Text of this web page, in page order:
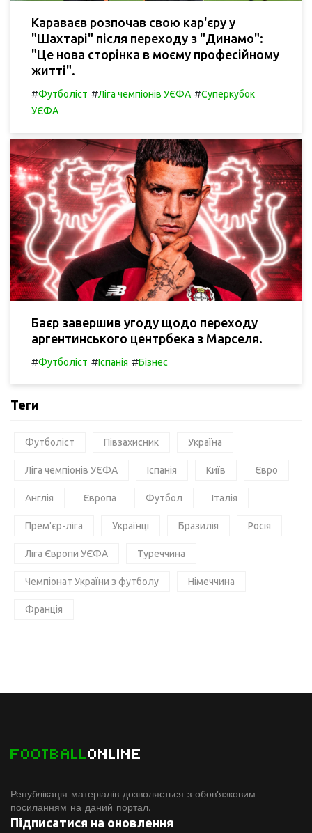
Караваєв розпочав свою кар'єру у
"Шахтарі" після переходу з "Динамо":
"Це нова сторінка в моєму професійному
житті".
#Футболіст #Ліга чемпіонів УЄФА #Суперкубок
УЄФА
Баєр завершив угоду щодо переходу
аргентинського центрбека з Марселя.
#Футболіст #Іспанія #Бізнес
Теги
Футболіст Півзахисник Україна
Ліга чемпіонів УЄФА Іспанія Київ Євро
Англія Європа Футбол Італія
Прем'єр-ліга Українці Бразилія Росія
Ліга Європи УЄФА Туреччина
Чемпіонат України з футболу Німеччина
Франція
FOOTBALLONLINE
Републікація матеріалів дозволяється з обов'язковим
посиланням на даний портал.
Підписатися на оновлення